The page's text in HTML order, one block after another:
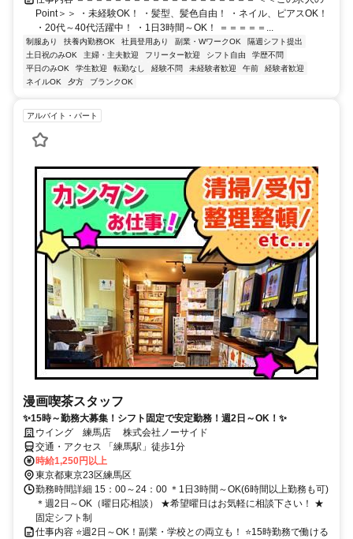
Point＞＞ ・未経験OK！ ・髪型、髪色自由！ ・ネイル、ピアスOK！
・20代～40代活躍中！ ・1日3時間～OK！ ＝＝＝＝＝...
制服あり 扶養内勤務OK 社員登用あり 副業・WワークOK
隔週シフト提出
土日祝のみOK
主婦・主夫歓迎 フリーター歓迎 シフト自由
学歴不問
平日のみOK
学生歓迎 転勤なし 経験不問 未経験者歓迎 午前
経験者歓迎
ネイルOK
夕方 ブランクOK
アルバイト・パート
漫画喫茶スタッフ
✨15時～勤務大募集！シフト固定で安定勤務！週2日～OK！✨
ウイング 練馬店 株式会社ノーサイド
交通・アクセス 「練馬駅」徒歩1分
時給1,250円以上
東京都東京23区練馬区
勤務時間詳細 15：00～24：00 ＊1日3時間～OK(6時間以上勤務も可)
＊週2日～OK（曜日応相談） ★希望曜日はお気軽に相談下さい！ ★
固定シフト制
仕事内容 ⭐週2日～OK！副業・学校との両立も！ ⭐15時勤務で働ける